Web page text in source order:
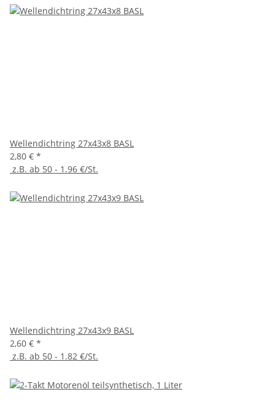
Wellendichtring 27x43x8 BASL
2,80 € *
z.B. ab 50 - 1.96 €/St.
Wellendichtring 27x43x9 BASL
2,60 € *
z.B. ab 50 - 1.82 €/St.